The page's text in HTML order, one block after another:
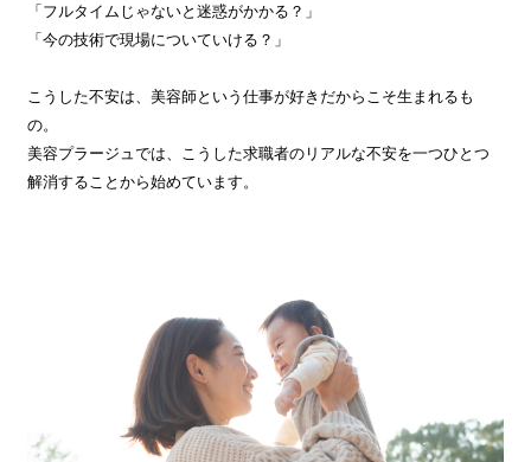
「フルタイムじゃないと迷惑がかかる？」
「今の技術で現場についていける？」
こうした不安は、美容師という仕事が好きだからこそ生まれるも
の。
美容プラージュでは、こうした求職者のリアルな不安を一つひとつ
解消することから始めています。